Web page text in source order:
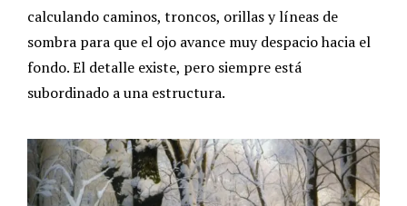
calculando caminos, troncos, orillas y líneas de
sombra para que el ojo avance muy despacio hacia el
fondo. El detalle existe, pero siempre está
subordinado a una estructura.